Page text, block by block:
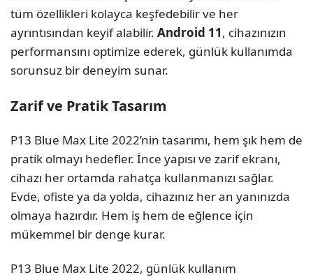
tüm özellikleri kolayca keşfedebilir ve her
ayrıntısından keyif alabilir. Android 11, cihazınızın
performansını optimize ederek, günlük kullanımda
sorunsuz bir deneyim sunar.
Zarif ve Pratik Tasarım
P13 Blue Max Lite 2022’nin tasarımı, hem şık hem de
pratik olmayı hedefler. İnce yapısı ve zarif ekranı,
cihazı her ortamda rahatça kullanmanızı sağlar.
Evde, ofiste ya da yolda, cihazınız her an yanınızda
olmaya hazırdır. Hem iş hem de eğlence için
mükemmel bir denge kurar.
P13 Blue Max Lite 2022, günlük kullanım